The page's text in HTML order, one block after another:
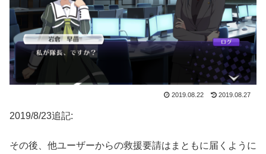
2019.08.22 2019.08.27
2019/8/23追記:
その後、他ユーザーからの救援要請はまともに届くように